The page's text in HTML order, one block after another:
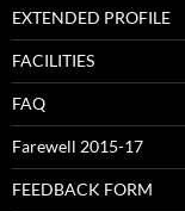
EXTENDED PROFILE
FACILITIES
FAQ
Farewell 2015-17
FEEDBACK FORM